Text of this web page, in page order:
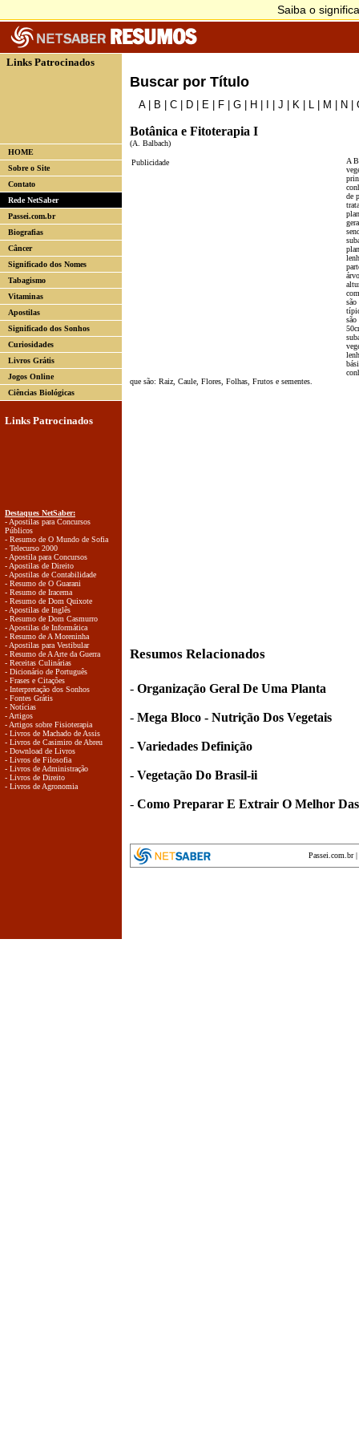
Links Patrocinados
HOME
Sobre o Site
Contato
Rede NetSaber
Passei.com.br
Biografias
Câncer
Significado dos Nomes
Tabagismo
Vitaminas
Apostilas
Significado dos Sonhos
Curiosidades
Livros Grátis
Jogos Online
Ciências Biológicas
Links Patrocinados
Destaques NetSaber:
- Apostilas para Concursos
Públicos
- Resumo de O Mundo de Sofia
- Telecurso 2000
- Apostila para Concursos
- Apostilas de Direito
- Apostilas de Contabilidade
- Resumo de O Guarani
- Resumo de Iracema
- Resumo de Dom Quixote
- Apostilas de Inglês
- Resumo de Dom Casmurro
- Apostilas de Informática
- Resumo de A Moreninha
- Apostilas para Vestibular
- Resumo de A Arte da Guerra
- Receitas Culinárias
- Dicionário de Português
- Frases e Citações
- Interpretação dos Sonhos
- Fontes Grátis
- Notícias
- Artigos
- Artigos sobre Fisioterapia
- Livros de Machado de Assis
- Livros de Casimiro de Abreu
- Download de Livros
- Livros de Filosofia
- Livros de Administração
- Livros de Direito
- Livros de Agronomia
Buscar por Título
A| B C D E F G H J K L M N
Botânica e Fitoterapia I
(A. Balbach)
Publicidade
A
de
são
são
que são: Raiz, Caule, Flores, Folhas, Frutos e sementes.
Resumos Relacionados
- Organização Geral De Uma Planta
- Mega Bloco - Nutrição Dos Vegetais
- Variedades Definição
- Vegetação Do Brasil-ii
- Como Preparar E Extrair O Melhor
Passei.com.br|